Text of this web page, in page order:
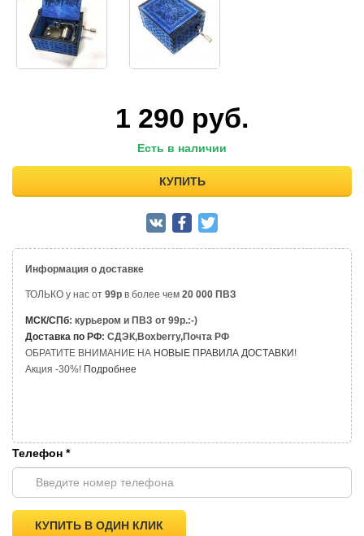
1 290 руб.
Есть в наличии
КУПИТЬ
Информация о доставке
ТОЛЬКО у нас от 99р в более чем 20 000 ПВЗ
МСК/СПб: курьером и ПВЗ от 99р.:-)
Доставка по РФ: СДЭК,Boxberry,Почта РФ
ОБРАТИТЕ ВНИМАНИЕ НА НОВЫЕ ПРАВИЛА ДОСТАВКИ!
Акция -30%! Подробнее
Телефон *
КУПИТЬ В ОДИН КЛИК